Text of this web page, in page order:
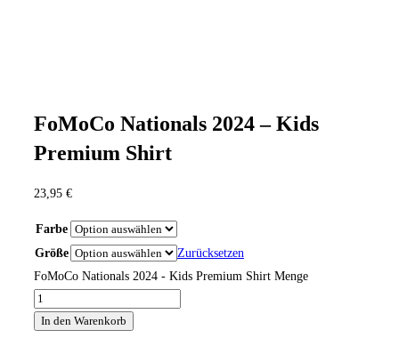
FoMoCo Nationals 2024 – Kids
Premium Shirt
23,95 €
Farbe
Größe
Zurücksetzen
FoMoCo Nationals 2024 - Kids Premium Shirt Menge
In den Warenkorb